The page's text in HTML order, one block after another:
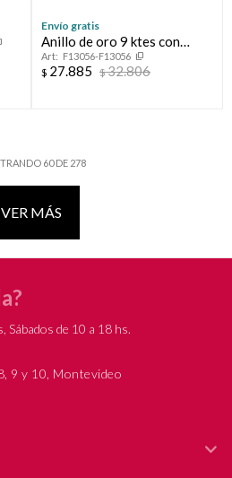
Envío gratis
Anillo de oro 9 ktes con
circonias.
F13056-F13056
$ 27.885 $32.806
60DE 278
VER MÁS
Sábados de 10 a 18 hs.
9 y 10, Montevideo